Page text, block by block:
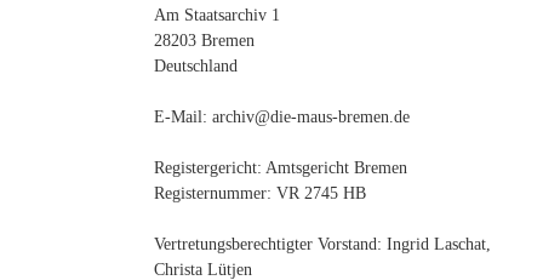
Am Staatsarchiv 1
28203 Bremen
Deutschland
E-Mail: archiv@die-maus-bremen.de
Registergericht: Amtsgericht Bremen
Registernummer: VR 2745 HB
Vertretungsberechtigter Vorstand: Ingrid Laschat,
Christa Lütjen